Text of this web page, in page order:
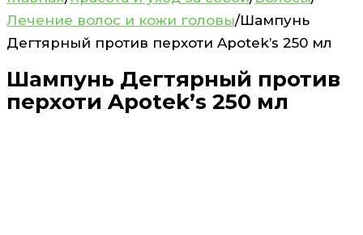
Лечение волос и кожи головы/Шампунь
Дегтярный против перхоти Apotek’s 250 мл
Шампунь Дегтярный против
перхоти Apotek’s 250 мл